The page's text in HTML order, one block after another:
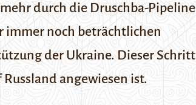
durch die Druschba-Pipeline
immer noch beträchtlichen
der Ukraine. Dieser Schritt
angewiesen ist.